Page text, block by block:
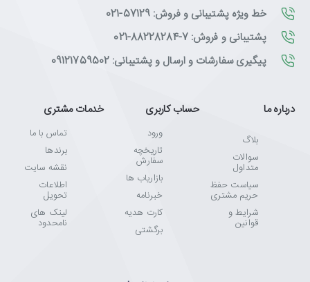
خط ویژه پشتیبانی و فروش: 57129-021
پشتیبانی و فروش: 7-88228284-021
پیگیری سفارشات و ارسال و پشتیبانی: 09121759502
درباره ما
بلاگ
سوالات
متداول
سیاست حفظ
حریم مشتری
شرایط و
قوانین
حساب کاربری
ورود
تاریخچه
سفارش
بازاریاب ها
خبرنامه
کارت هدیه
برگشتی
خدمات مشتری
تماس با ما
برندها
نقشه سایت
اطلاعات
تحویل
لینک های
نامحدود